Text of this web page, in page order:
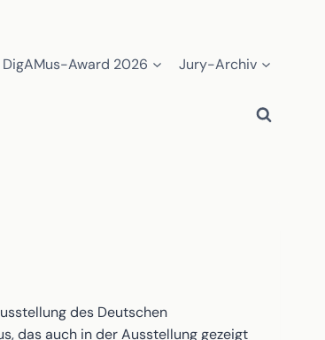
DigAMus-Award 2026 Jury-Archiv
des Deutschen
das auch in der Ausstellung gezeigt